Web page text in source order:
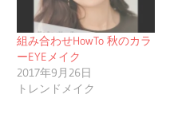
組み合わせHowTo 秋のカラ
ーEYEメイク
2017年9月26日
トレンドメイク